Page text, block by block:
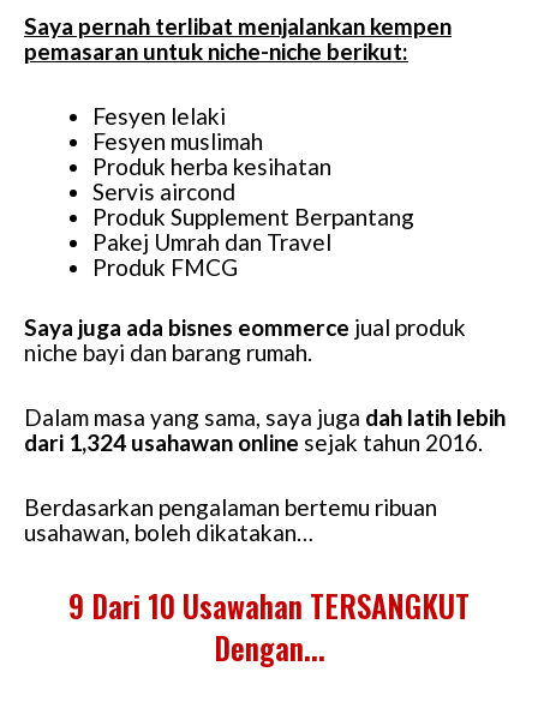
Saya pernah terlibat menjalankan kempen
pemasaran untuk niche-niche berikut:
Fesyen lelaki
Fesyen muslimah
Produk herba kesihatan
Servis aircond
Produk Supplement Berpantang
Pakej Umrah dan Travel
Produk FMCG
Saya juga ada bisnes eommerce jual produk
niche bayi dan barang rumah.
Dalam masa yang sama, saya juga dah latih lebih
dari 1,324 usahawan online sejak tahun 2016.
Berdasarkan pengalaman bertemu ribuan
usahawan, boleh dikatakan…
9 Dari 10 Usawahan TERSANGKUT
Dengan...